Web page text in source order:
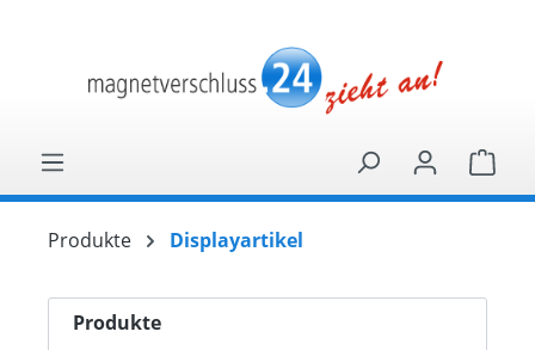
Produkte Displayartikel
Produkte